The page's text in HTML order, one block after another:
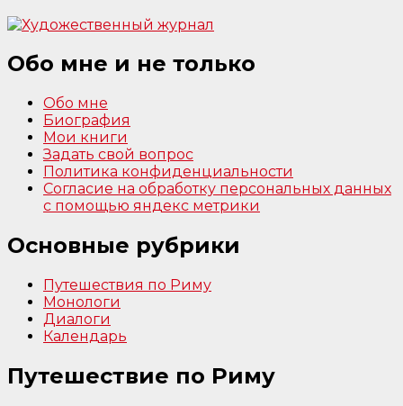
Обо мне и не только
Обо мне
Биография
Мои книги
Задать свой вопрос
Политика конфиденциальности
Согласие на обработку персональных данных
с помощью яндекс метрики
Основные рубрики
Путешествия по Риму
Монологи
Диалоги
Календарь
Путешествие по Риму